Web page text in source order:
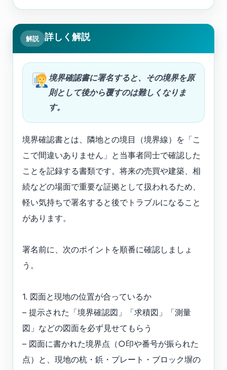
解説 詳しく解説
境界確認書に署名すると、その境界を原
則として後から覆すのは難しくなりま
す。
境界確認書とは、隣地との境目（境界線）を「こ
こで間違いありません」と当事者同士で確認した
ことを記録する書類です。将来の売買や建築、相
続などの場面で重要な証拠として扱われるため、
軽い気持ちで署名すると後でトラブルになること
があります。
署名前に、次のポイントを順番に確認しましょ
う。
1. 図面と現地の位置が合っているか
– 提示された「境界確認図」「求積図」「測量
図」などの図面を必ず見せてもらう
– 図面に書かれた境界点（○印や番号が振られた
点）と、現地の杭・鋲・プレート・ブロック塀の